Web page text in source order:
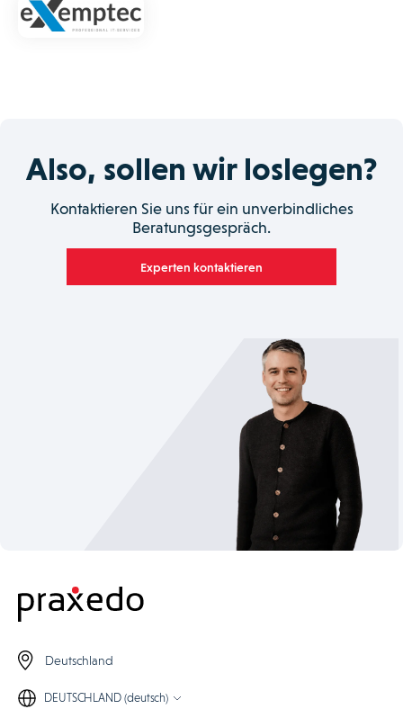
Also, sollen wir loslegen?
Kontaktieren Sie uns für ein unverbindliches
Beratungsgespräch.
Experten kontaktieren
Deutschland
DEUTSCHLAND (deutsch)